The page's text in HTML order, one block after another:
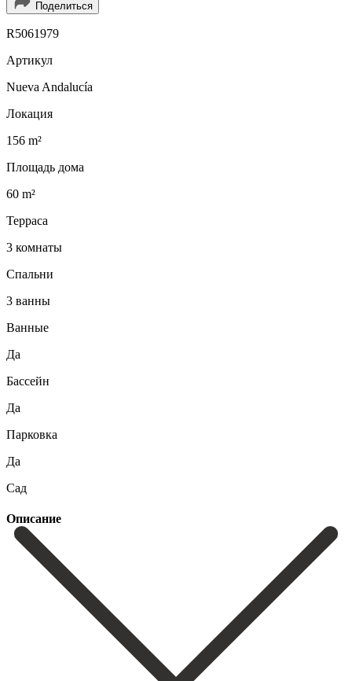
Поделиться
R5061979
Артикул
Nueva Andalucía
Локация
156 m²
Площадь дома
60 m²
Терраса
3 комнаты
Спальни
3 ванны
Ванные
Да
Бассейн
Да
Парковка
Да
Сад
Описание